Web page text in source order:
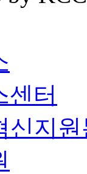
센터
신지